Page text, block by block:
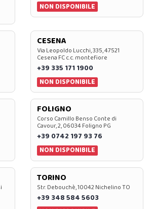
NON DISPONIBILE
CESENA
Via Leopoldo Lucchi, 335, 47521
Cesena FC c.c. montefiore
+39 335 171 1900
NON DISPONIBILE
FOLIGNO
Corso Camillo Benso Conte di
Cavour, 2, 06034 Foligno PG
+39 0742 197 93 76
NON DISPONIBILE
TORINO
Str. Debouchè, 10042 Nichelino TO
+39 348 584 5603